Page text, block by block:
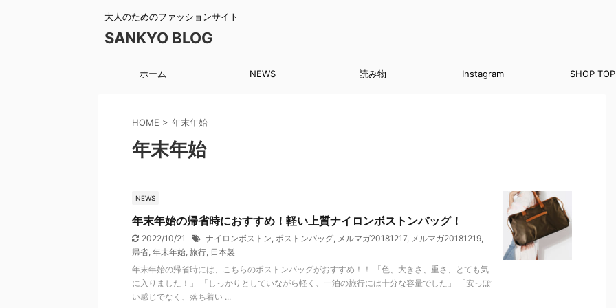
大人のためのファッションサイト
SANKYO BLOG
ホーム NEWS 読み物 Instagram SHOP TOP
HOME > 年末年始
年末年始
NEWS
年末年始の帰省時におすすめ！軽い上質ナイロンボストンバッグ！
2022/10/21 ナイロンボストン, ボストンバッグ, メルマガ20181217, メルマガ20181219,
帰省, 年末年始, 旅行, 日本製
年末年始の帰省時には、こちらのボストンバッグがおすすめ！！ 「色、大きさ、重さ、とても気
に入りました！」 「しっかりとしていながら軽く、一泊の旅行には十分な容量でした」 「安っぽ
い感じでなく、落ち着い ...